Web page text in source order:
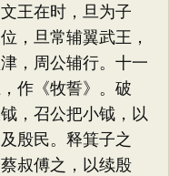
王在时，旦为子
，旦常辅翼武王，
，周公辅行。十一
作《牧誓》。破
，召公把小钺，以
殷民。释箕子之
叔傅之，以续殷